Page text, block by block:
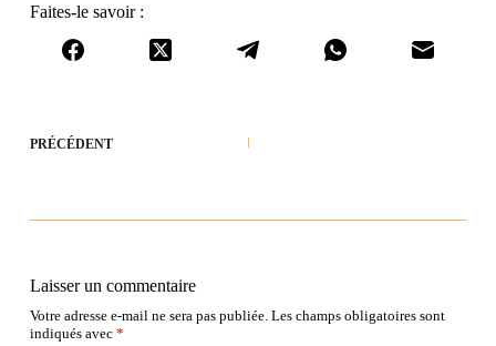
Faites-le savoir :
PRÉCÉDENT
Laisser un commentaire
Votre adresse e-mail ne sera pas publiée. Les champs obligatoires sont
indiqués avec *